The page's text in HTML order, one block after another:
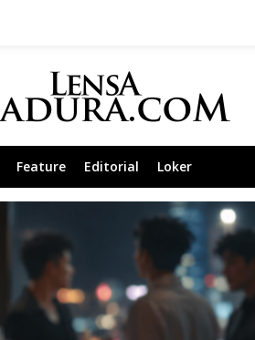
Feature Editorial Loker